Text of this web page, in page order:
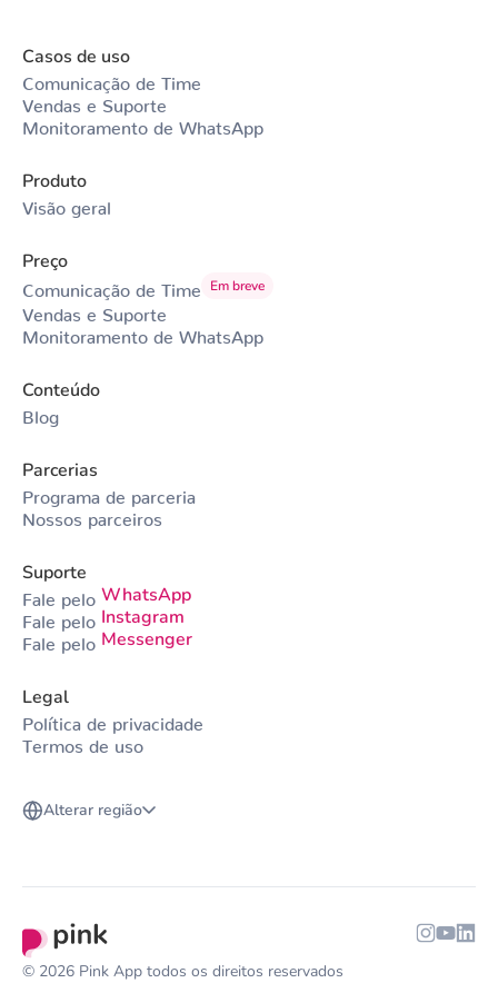
Casos de uso
Comunicação de Time
Vendas e Suporte
Monitoramento de WhatsApp
Produto
Visão geral
Preço
Comunicação de Time Em breve
Vendas e Suporte
Monitoramento de WhatsApp
Conteúdo
Blog
Parcerias
Programa de parceria
Nossos parceiros
Suporte
Fale pelo WhatsApp
Fale pelo Instagram
Fale pelo Messenger
Legal
Política de privacidade
Termos de uso
Alterar região
© 2026 Pink App todos os direitos reservados